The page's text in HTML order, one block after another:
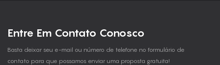
Entre Em Contato Conosco
Basta deixar seu e-mail ou número de telefone no formulário de
contato para que possamos enviar uma proposta gratuita!